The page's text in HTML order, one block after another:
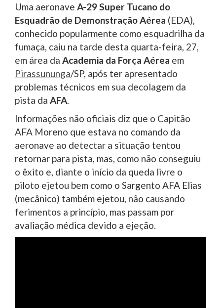
Uma aeronave A-29 Super Tucano do
Esquadrão de Demonstração Aérea (EDA),
conhecido popularmente como esquadrilha da
fumaça, caiu na tarde desta quarta-feira, 27,
em área da Academia da Força Aérea em
Pirassununga/SP, após ter apresentado
problemas técnicos em sua decolagem da
pista da AFA
Informações não oficiais diz que o Capitão
AFA Moreno que estava no comando da
aeronave ao detectar a situação tentou
retornar para pista, mas, como não conseguiu
o êxito e, diante o início da queda livre o
piloto ejetou bem como o Sargento AFA Elias
(mecânico) também ejetou, não causando
ferimentos a princípio, mas passam por
avaliação médica devido a ejeção.